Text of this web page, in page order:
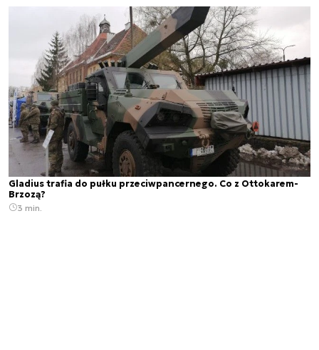
Gladius trafia do pułku przeciwpancernego. Co z Ottokarem-
Brzozą?
3 min.